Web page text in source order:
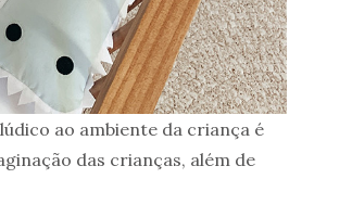
ao ambiente da criança é
das crianças, além de